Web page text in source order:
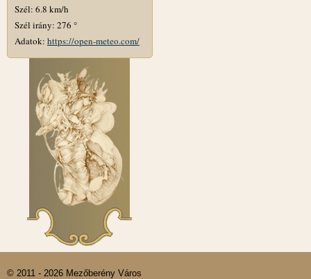
Szél: 6.8 km/h
Szél irány: 276 °
Adatok: https://open-meteo.com/
© 2011 - 2026 Mezőberény Város